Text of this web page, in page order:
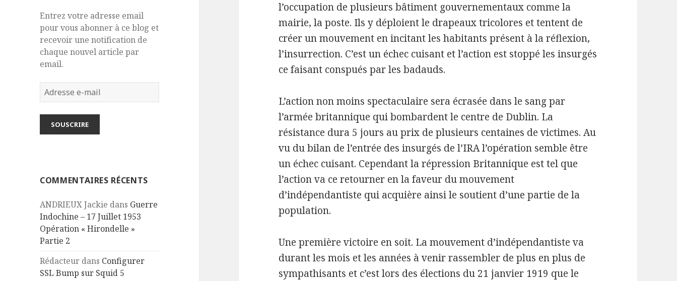
Entrez votre adresse email
pour vous abonner à ce blog et
recevoir une notification de
chaque nouvel article par
email.
Adresse
e-
mail
SOUSCRIRE
COMMENTAIRES RÉCENTS
ANDRIEUX Jackie dans Guerre
Indochine – 17 Juillet 1953
Opération « Hirondelle »
Partie 2
Rédacteur dans Configurer
SSL Bump sur Squid 5
l’occupation de plusieurs bâtiment gouvernementaux comme la
mairie, la poste. Ils y déploient le drapeaux tricolores et tentent de
créer un mouvement en incitant les habitants présent à la réflexion,
l’insurrection. C’est un échec cuisant et l’action est stoppé les insurgés
ce faisant conspués par les badauds.
L’action non moins spectaculaire sera écrasée dans le sang par
l’armée britannique qui bombardent le centre de Dublin. La
résistance dura 5 jours au prix de plusieurs centaines de victimes. Au
vu du bilan de l’entrée des insurgés de l’IRA l’opération semble être
un échec cuisant. Cependant la répression Britannique est tel que
l’action va ce retourner en la faveur du mouvement
d’indépendantiste qui acquière ainsi le soutient d’une partie de la
population.
Une première victoire en soit. La mouvement d’indépendantiste va
durant les mois et les années à venir rassembler de plus en plus de
sympathisants et c’est lors des élections du 21 janvier 1919 que le